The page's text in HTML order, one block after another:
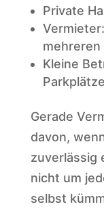
Private
mehreren
Kleine
Gerade
davon,
zuverlässig
nicht um
selbst